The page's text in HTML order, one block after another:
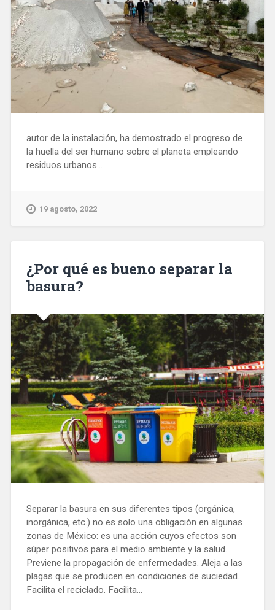
autor de la instalación, ha demostrado el progreso de
la huella del ser humano sobre el planeta empleando
residuos urbanos...
19 agosto, 2022
¿Por qué es bueno separar la
basura?
Separar la basura en sus diferentes tipos (orgánica,
inorgánica, etc.) no es solo una obligación en algunas
zonas de México: es una acción cuyos efectos son
súper positivos para el medio ambiente y la salud.
Previene la propagación de enfermedades. Aleja a las
plagas que se producen en condiciones de suciedad.
Facilita el reciclado. Facilita...